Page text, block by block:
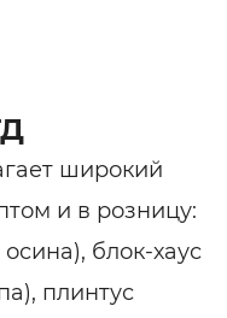
широкий
и в розницу:
блок-хаус
плинтус